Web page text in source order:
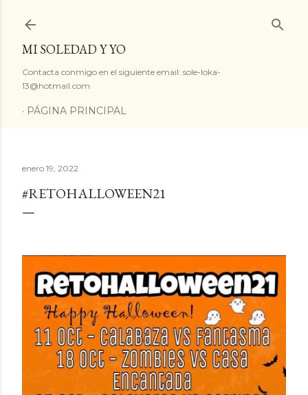
MI SOLEDAD Y YO
Contacta conmigo en el siguiente email: sole-loka-
13@hotmail.com
PÁGINA PRINCIPAL
enero 19, 2022
#RETOHALLOWEEN21